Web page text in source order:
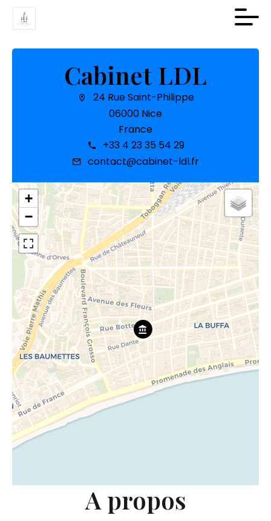
Cabinet LDL
24 Rue Saint-Philippe
06000 Nice
France
+33 4 23 35 54 29
contact@cabinet-ldl.fr
+
−
A propos